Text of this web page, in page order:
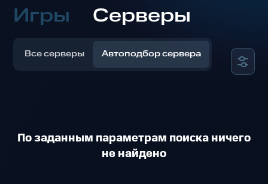
Игры Серверы
Все серверы Автоподбор сервера
По заданным параметрам поиска ничего
не найдено